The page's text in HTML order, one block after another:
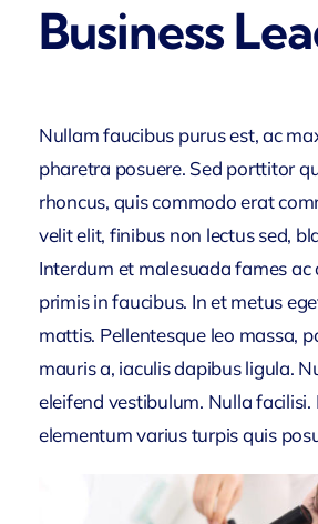
Business
Nullam faucibus purus est, ac
pharetra posuere. Sed porttitor
rhoncus, quis commodo erat
velit elit, finibus non lectus sed,
Interdum et malesuada fames ac
primis in faucibus. In et metus
mattis. Pellentesque leo massa,
mauris a, iaculis dapibus ligula.
eleifend vestibulum. Nulla facilisi.
elementum varius turpis quis